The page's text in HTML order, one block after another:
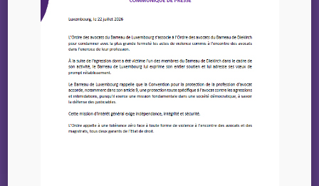
1er Octobre 2024 – CJBL
– Conférence « Salarié
ou indépendant :
avantage ou risque ? » –